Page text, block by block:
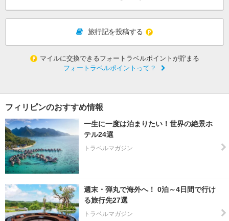
旅行記を投稿する
マイルに交換できるフォートラベルポイントが貯まる
フォートラベルポイントって？
フィリピンのおすすめ情報
一生に一度は泊まりたい！世界の絶景ホ
テル24選
トラベルマガジン
週末・弾丸で海外へ！ 0泊～4日間で行け
る旅行先27選
トラベルマガジン